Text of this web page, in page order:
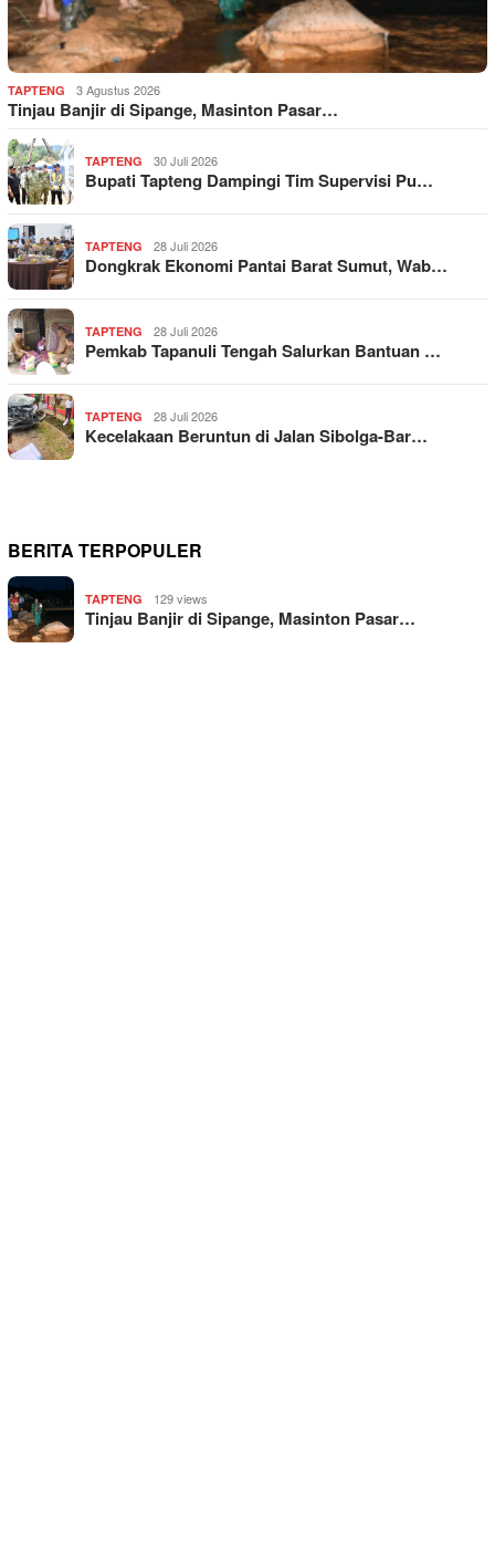
TAPTENG 3 Agustus 2026
Tinjau Banjir di Sipange, Masinton Pasar…
TAPTENG 30 Juli 2026
Bupati Tapteng Dampingi Tim Supervisi Pu…
TAPTENG 28 Juli 2026
Dongkrak Ekonomi Pantai Barat Sumut, Wab…
TAPTENG 28 Juli 2026
Pemkab Tapanuli Tengah Salurkan Bantuan …
TAPTENG 28 Juli 2026
Kecelakaan Beruntun di Jalan Sibolga-Bar…
BERITA TERPOPULER
TAPTENG 129 views
Tinjau Banjir di Sipange, Masinton Pasar…